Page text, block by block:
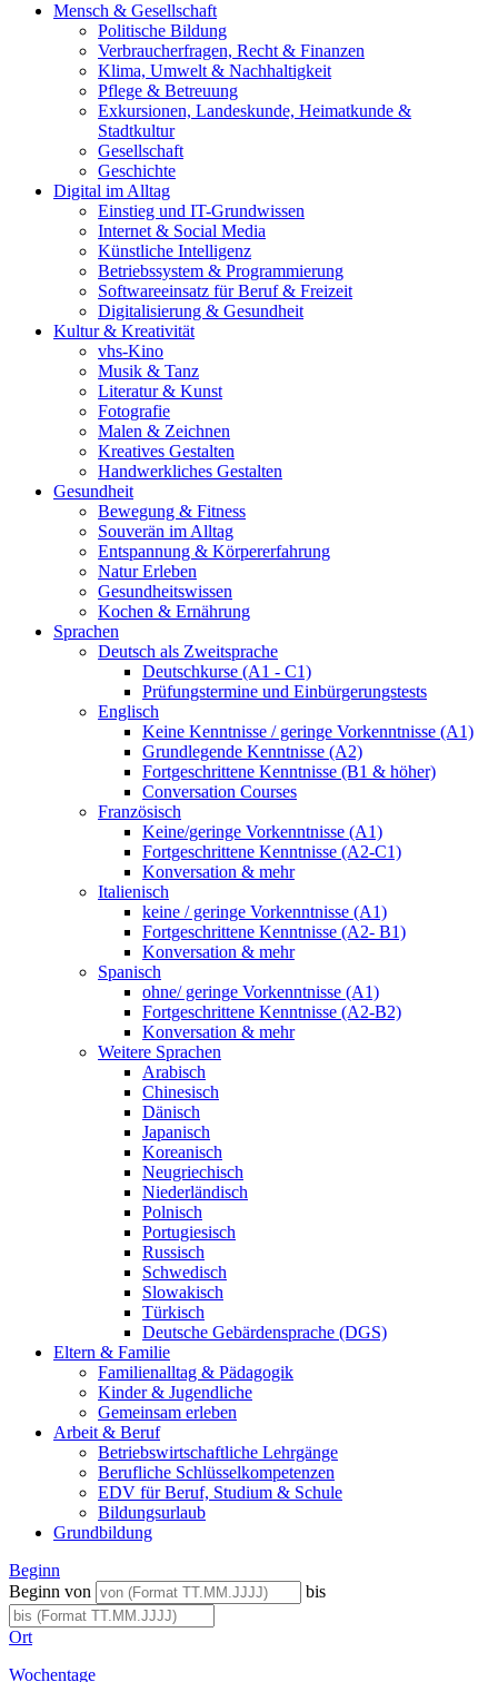
Mensch & Gesellschaft
Politische Bildung
Verbraucherfragen, Recht & Finanzen
Klima, Umwelt & Nachhaltigkeit
Pflege & Betreuung
Exkursionen, Landeskunde, Heimatkunde &
Stadtkultur
Gesellschaft
Geschichte
Digital im Alltag
Einstieg und IT-Grundwissen
Internet & Social Media
Künstliche Intelligenz
Betriebssystem & Programmierung
Softwareeinsatz für Beruf & Freizeit
Digitalisierung & Gesundheit
Kultur & Kreativität
vhs-Kino
Musik & Tanz
Literatur & Kunst
Fotografie
Malen & Zeichnen
Kreatives Gestalten
Handwerkliches Gestalten
Gesundheit
Bewegung & Fitness
Souverän im Alltag
Entspannung & Körpererfahrung
Natur Erleben
Gesundheitswissen
Kochen & Ernährung
Sprachen
Deutsch als Zweitsprache
Deutschkurse (A1 - C1)
Prüfungstermine und Einbürgerungstests
Englisch
Keine Kenntnisse / geringe Vorkenntnisse (A1)
Grundlegende Kenntnisse (A2)
Fortgeschrittene Kenntnisse (B1 & höher)
Conversation Courses
Französisch
Keine/geringe Vorkenntnisse (A1)
Fortgeschrittene Kenntnisse (A2-C1)
Konversation & mehr
Italienisch
keine / geringe Vorkenntnisse (A1)
Fortgeschrittene Kenntnisse (A2- B1)
Konversation & mehr
Spanisch
ohne/ geringe Vorkenntnisse (A1)
Fortgeschrittene Kenntnisse (A2-B2)
Konversation & mehr
Weitere Sprachen
Arabisch
Chinesisch
Dänisch
Japanisch
Koreanisch
Neugriechisch
Niederländisch
Polnisch
Portugiesisch
Russisch
Schwedisch
Slowakisch
Türkisch
Deutsche Gebärdensprache (DGS)
Eltern & Familie
Familienalltag & Pädagogik
Kinder & Jugendliche
Gemeinsam erleben
Arbeit & Beruf
Betriebswirtschaftliche Lehrgänge
Berufliche Schlüsselkompetenzen
EDV für Beruf, Studium & Schule
Bildungsurlaub
Grundbildung
Beginn
Beginn von
bis
Ort
Wochentage